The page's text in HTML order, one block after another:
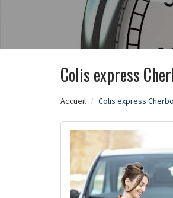
Colis express
Accueil Colis express